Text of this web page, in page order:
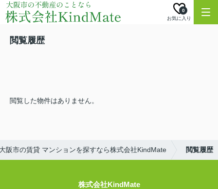
お気に入り
0
閲覧履歴
閲覧した物件はありません。
阪市の賃貸 マンションを探すなら株式会社KindMate 閲覧履歴
株式会社KindMate